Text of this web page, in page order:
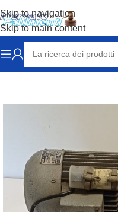
Skip to navigation
Skip to main content
Home ATTREZZATURE